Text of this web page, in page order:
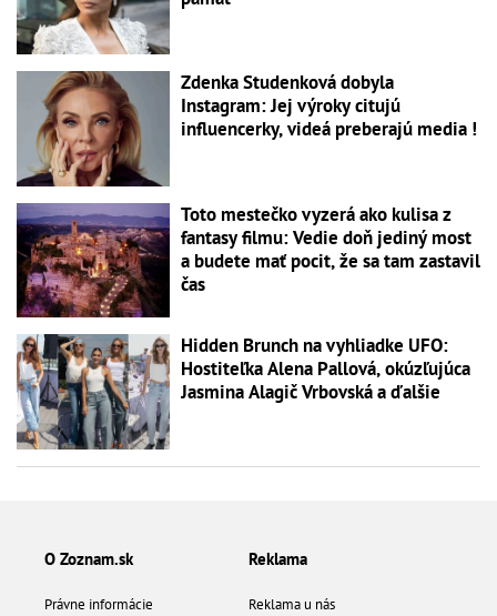
Zdenka Studenková dobyla
Instagram: Jej výroky citujú
influencerky, videá preberajú media !
Toto mestečko vyzerá ako kulisa z
fantasy filmu: Vedie doň jediný most
a budete mať pocit, že sa tam zastavil
čas
Hidden Brunch na vyhliadke UFO:
Hostiteľka Alena Pallová, okúzľujúca
Jasmina Alagič Vrbovská a ďalšie
O Zoznam.sk
Právne informácie
Reklama
Reklama u nás